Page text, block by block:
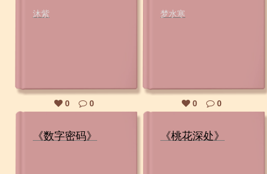
沐紫
0 0
梦水寒
0 0
《数字密码》 《桃花深处》